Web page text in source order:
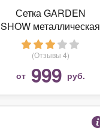
Сетка GARDEN
SHOW металлическая
оцинкованная ячейка
12,7х12,7 мм 0,5х5 м
(Отзывы 4)
от 999 руб.